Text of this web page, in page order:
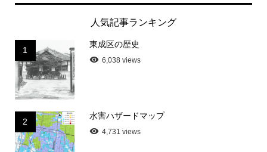
人気記事ランキング
1
東成区の歴史
6,038 views
2
水害ハザードマップ
4,731 views